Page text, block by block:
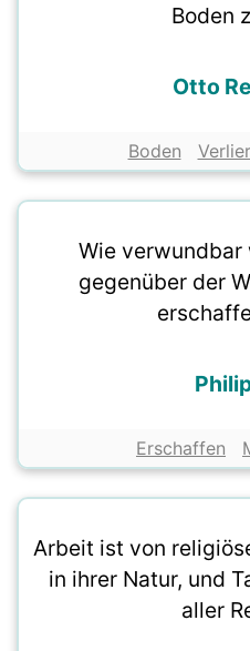
Boden
Otto
Boden
Wie verwundbar
gegenüber der
Erschaffen
Arbeit ist von
in ihrer Natur, und
aller